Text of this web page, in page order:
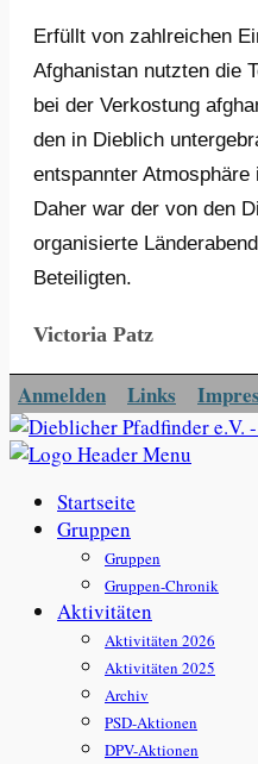
Erfüllt von zahlreichen
Afghanistan nutzten die
bei der Verkostung
den in Dieblich
entspannter
Daher war der von den
organisierte
Beteiligten.
Victoria Patz
Anmelden Links
Startseite
Gruppen
Gruppen
Gruppen-Chronik
Aktivitäten
Aktivitäten 2026
Aktivitäten 2025
Archiv
PSD-Aktionen
DPV-Aktionen